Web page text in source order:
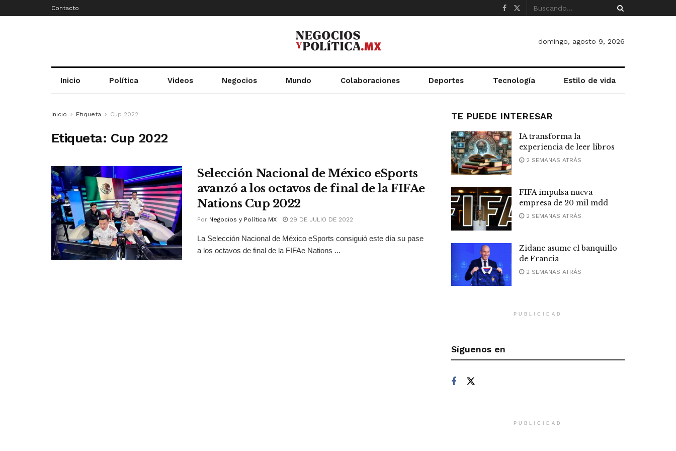
Contacto
domingo, agosto 9, 2026
Inicio Política Videos Negocios Mundo Colaboraciones Deportes Tecnología Estilo de vida
Inicio Etiqueta Cup 2022
Etiqueta: Cup 2022
Selección Nacional de México eSports
avanzó a los octavos de final de la FIFAe
Nations Cup 2022
Por Negocios y Política MX 29 DE JULIO DE 2022
La Selección Nacional de México eSports consiguió este día su pase
a los octavos de final de la FIFAe Nations ...
TE PUEDE INTERESAR
IA transforma la
experiencia de leer libros
2 SEMANAS ATRÁS
FIFA impulsa nueva
empresa de 20 mil mdd
2 SEMANAS ATRÁS
Zidane asume el banquillo
de Francia
2 SEMANAS ATRÁS
PUBLICIDAD
Síguenos en
PUBLICIDAD